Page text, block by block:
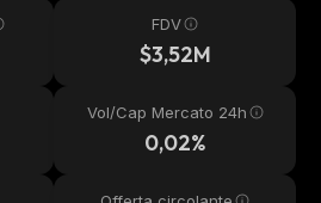
FDV
$3,52M
Vol/Cap Mercato 24h
0,02%